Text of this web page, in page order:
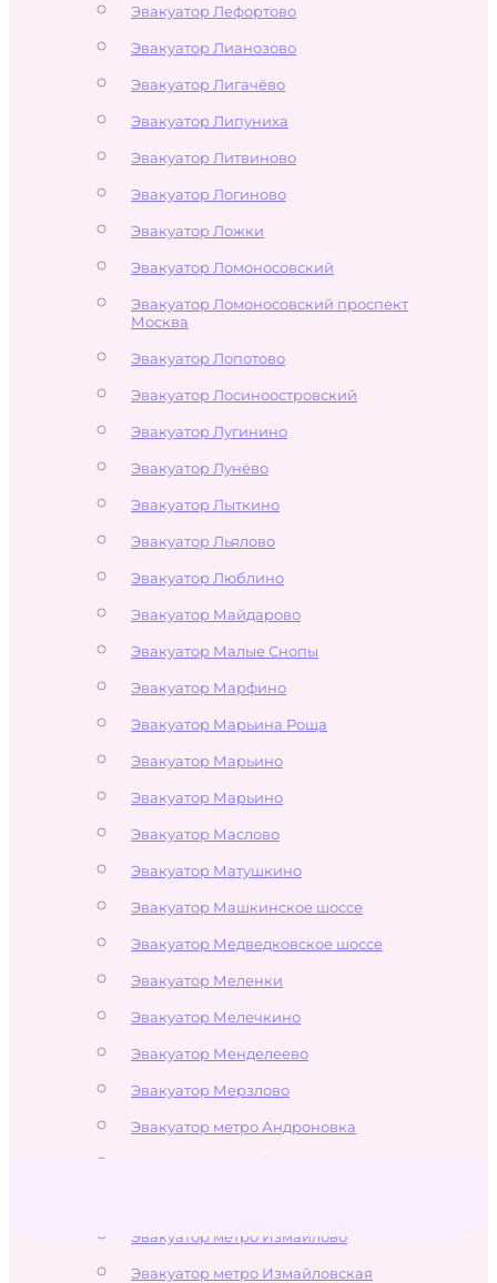
Эвакуатор Лефортово
Эвакуатор Лианозово
Эвакуатор Лигачёво
Эвакуатор Липуниха
Эвакуатор Литвиново
Эвакуатор Логиново
Эвакуатор Ложки
Эвакуатор Ломоносовский
Эвакуатор Ломоносовский проспект
Москва
Эвакуатор Лопотово
Эвакуатор Лосиноостровский
Эвакуатор Лугинино
Эвакуатор Лунёво
Эвакуатор Лыткино
Эвакуатор Льялово
Эвакуатор Люблино
Эвакуатор Майдарово
Эвакуатор Малые Снопы
Эвакуатор Марфино
Эвакуатор Марьина Роща
Эвакуатор Марьино
Эвакуатор Марьино
Эвакуатор Маслово
Эвакуатор Матушкино
Эвакуатор Машкинское шоссе
Эвакуатор Медведковское шоссе
Эвакуатор Меленки
Эвакуатор Мелечкино
Эвакуатор Менделеево
Эвакуатор Мерзлово
Эвакуатор метро Андроновка
Эвакуатор метро Измайлово
Эвакуатор метро Измайловская